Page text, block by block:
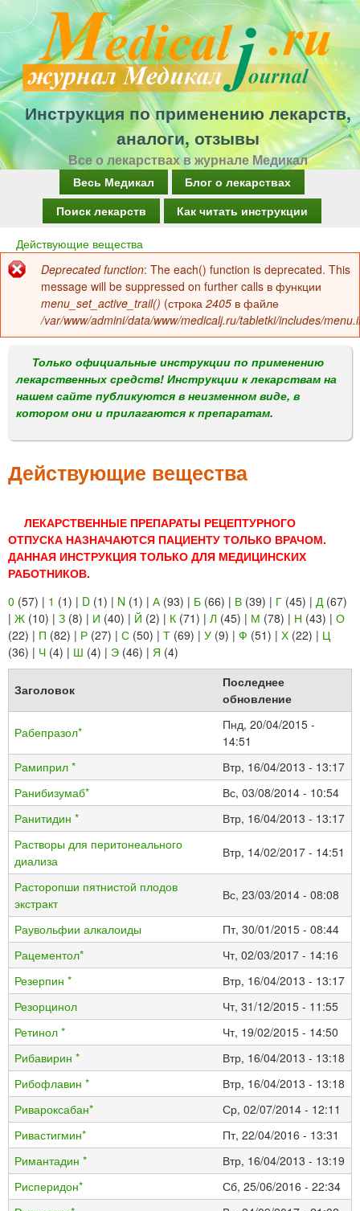
Перейти
к
основному
содержанию
Инструкция по применению лекарств,
аналоги, отзывы
Все о лекарствах в журнале Медикал
в
н
е
е
н
ю
Весь Медикал
Блог о лекарствах
Поиск лекарств
Как читать инструкции
Вы
здесь
Действующие вещества
Сообщение
об
ошибке
Deprecated function: The each() function is deprecated. This
message will be suppressed on further calls в функции
menu_set_active_trail() (строка 2405 в файле
/var/www/admini/data/www/medicalj.ru/tabletki/includes/
Только официальные инструкции по применению
лекарственных средств! Инструкции к лекарствам на
нашем сайте публикуются в неизменном виде, в
котором они и прилагаются к препаратам.
Действующие вещества
ЛЕКАРСТВЕННЫЕ ПРЕПАРАТЫ РЕЦЕПТУРНОГО
ОТПУСКА НАЗНАЧАЮТСЯ ПАЦИЕНТУ ТОЛЬКО ВРАЧОМ.
ДАННАЯ ИНСТРУКЦИЯ ТОЛЬКО ДЛЯ МЕДИЦИНСКИХ
РАБОТНИКОВ.
0 (57) | 1 (1) | D (1) | N (1) | А (93) | Б (66) | В (39) | Г (45) | Д (67)
| Ж (10) | З (8) | И (40) | Й (2) | К (71) | Л (45) | М (78) | Н (43) | О
(22) | П (82) | Р (27) | С (50) | Т (69) | У (9) | Ф (51) | Х (22) | Ц
(36) | Ч (4) | Ш (4) | Э (46) | Я (4)
Заголовок
Последнее
обновление
Рабепразол*
Пнд, 20/04/2015 -
14:51
Рамиприл *
Втр, 16/04/2013 - 13:17
Ранибизумаб*
Вс, 03/08/2014 - 10:54
Ранитидин *
Втр, 16/04/2013 - 13:17
Растворы для перитонеального
диализа
Втр, 14/02/2017 - 14:51
Расторопши пятнистой плодов
экстракт
Вс, 23/03/2014 - 08:08
Раувольфии алкалоиды
Пт, 30/01/2015 - 08:44
Рацементол*
Чт, 02/03/2017 - 14:16
Резерпин *
Втр, 16/04/2013 - 13:17
Резорцинол
Чт, 31/12/2015 - 11:55
Ретинол *
Чт, 19/02/2015 - 14:50
Рибавирин *
Втр, 16/04/2013 - 13:18
Рибофлавин *
Втр, 16/04/2013 - 13:18
Ривароксабан*
Ср, 02/07/2014 - 12:11
Ривастигмин*
Пт, 22/04/2016 - 13:31
Римантадин *
Втр, 16/04/2013 - 13:19
Рисперидон*
Сб, 25/06/2016 - 22:34